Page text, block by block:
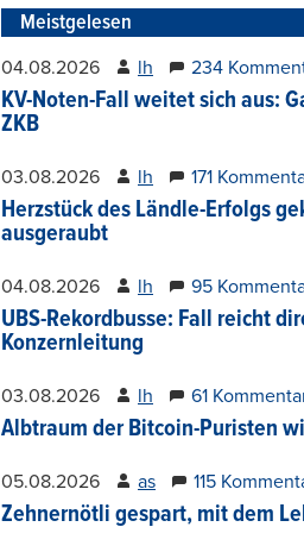
Meistgelesen
04.08.2026 lh 234
KV-Noten-Fall weitet sich aus:
ZKB
03.08.2026 lh 171
Herzstück des Ländle-Erfolgs
ausgeraubt
04.08.2026 lh 95
UBS-Rekordbusse: Fall reicht
Konzernleitung
03.08.2026 lh 61
Albtraum der Bitcoin-Puristen
05.08.2026 as 115
Zehnernötli gespart, mit dem